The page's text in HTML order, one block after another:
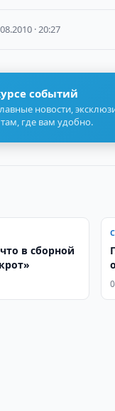
· 20:27
событий
новости,
где вам удобно.
в сборной